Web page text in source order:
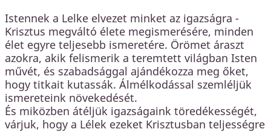
Istennek a Lelke elvezet minket az igazságra -
Krisztus megváltó élete megismerésére, minden
élet egyre teljesebb ismeretére. Örömet áraszt
azokra, akik felismerik a teremtett világban Isten
művét, és szabadsággal ajándékozza meg őket,
hogy titkait kutassák. Álmélkodással szemléljük
ismereteink növekedését.
És miközben átéljük igazságaink töredékességét,
várjuk, hogy a Lélek ezeket Krisztusban teljességre